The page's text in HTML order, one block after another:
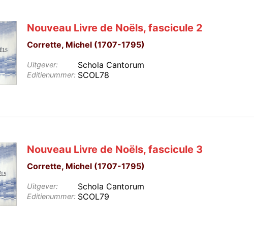
Nouveau Livre de Noëls, fascicule 2
Corrette, Michel (1707-1795)
Uitgever: Schola Cantorum
Editienummer: SCOL78
Nouveau Livre de Noëls, fascicule 3
Corrette, Michel (1707-1795)
Uitgever: Schola Cantorum
Editienummer: SCOL79